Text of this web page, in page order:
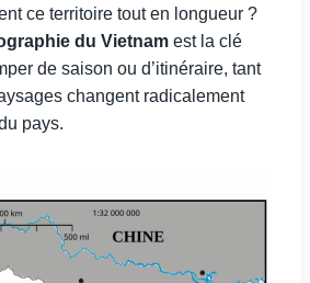
ce territoire tout en longueur ?
du Vietnam est la clé
de saison ou d’itinéraire, tant
changent radicalement
pays.